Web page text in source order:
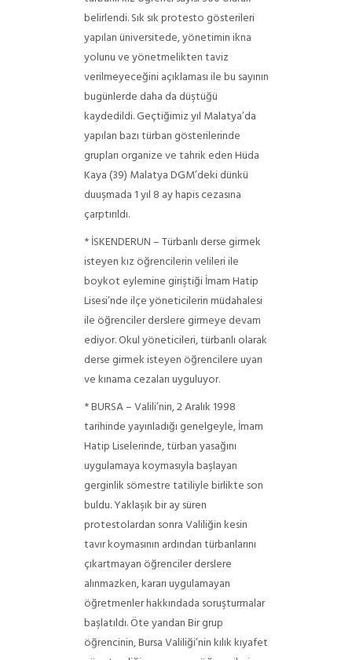
belirlendi. Sık sık protesto gösterileri
yapılan üniversitede, yönetimin ikna
yolunu ve yönetmelikten taviz
verilmeyeceğini açıklaması ile bu sayının
bugünlerde daha da düştüğü
kaydedildi.Geçtiğimiz yıl Malatya’da
yapılan bazı türban gösterilerinde
grupları organize ve tahrik eden Hüda
Kaya (39) Malatya DGM’deki dünkü
duuşmada 1 yıl 8 ay hapis cezasına
çarptırıldı.
* İSKENDERUN – Türbanlı derse girmek
isteyen kız öğrencilerin velileri ile
boykot eylemine giriştiği İmam Hatip
Lisesi’nde ilçe yöneticilerin müdahalesi
ile öğrenciler derslere girmeye devam
ediyor. Okul yöneticileri, türbanlı olarak
derse girmek isteyen öğrencilere uyarı
ve kınama cezaları uyguluyor.
* BURSA – Valili’nin, 2 Aralık 1998
tarihinde yayınladığı genelgeyle, İmam
Hatip Liselerinde, türban yasağını
uygulamaya koymasıyla başlayan
gerginlik sömestre tatiliyle birlikte son
buldu.Yaklaşık bir ay süren
protestolardan sonra Valiliğin kesin
tavır koymasının ardından türbanlarını
çıkartmayan öğrenciler derslere
alınmazken, kararı uygulamayan
öğretmenler hakkındada soruşturmalar
başlatıldı.Öte yandan Bir grup
öğrencinin, Bursa Valiliği’nin kılık kıyafet